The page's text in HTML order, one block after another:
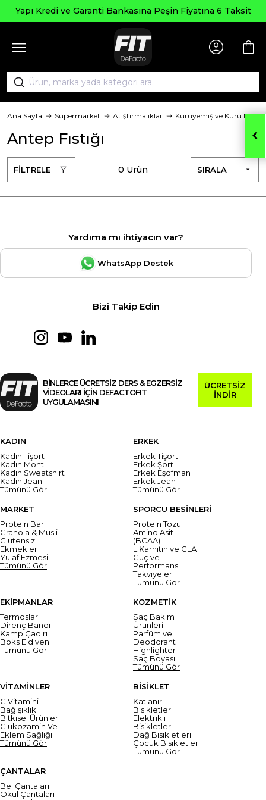
Yapı Kredi ve Garanti Bankasına Peşin Fiyatına 6 Taksit
Ana Sayfa Süpermarket Atıştırmalıklar Kuruyemiş ve Kuru Meyve
Antep Fıstığı
FİLTRELE SIRALA
0 Ürün
Yardıma mı ihtiyacın var?
WhatsApp Destek
Bizi Takip Edin
BİNLERCE ÜCRETSİZ DERS & EGZERSİZ
VİDEOLARI İÇİN DEFACTOFIT
UYGULAMASINI
ÜCRETSİZ
İNDİR
KADIN
Kadın Tişört
Kadın Mont
Kadın Sweatshirt
Kadın Jean
Tümünü Gör
ERKEK
Erkek Tişört
Erkek Şort
Erkek Eşofman
Erkek Jean
Tümünü Gör
MARKET
Protein Bar
Granola & Müsli
Glutensiz
Ekmekler
Yulaf Ezmesi
Tümünü Gör
SPORCU BESİNLERİ
Protein Tozu
Amino Asit
(BCAA)
L Karnitin ve CLA
Güç ve
Performans
Takviyeleri
Tümünü Gör
EKİPMANLAR
Termoslar
Direnç Bandı
Kamp Çadırı
Boks Eldiveni
Tümünü Gör
KOZMETİK
Saç Bakım
Ürünleri
Parfüm ve
Deodorant
Highlighter
Saç Boyası
Tümünü Gör
VİTAMİNLER
C Vitamini
Bağışıklık
Bitkisel Ürünler
Glukozamin Ve
Eklem Sağlığı
Tümünü Gör
BİSİKLET
Katlanır
Bisikletler
Elektrikli
Bisikletler
Dağ Bisikletleri
Çocuk Bisikletleri
Tümünü Gör
ÇANTALAR
Bel Çantaları
Okul Çantaları